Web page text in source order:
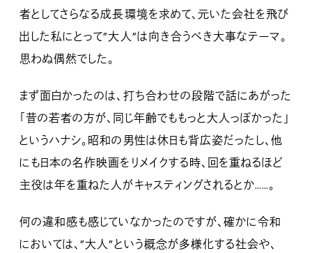
者としてさらなる成長環境を求めて、元いた会社を飛び
出した私にとって”大人”は向き合うべき大事なテーマ。
思わぬ偶然でした。
まず面白かったのは、打ち合わせの段階で話にあがった
「昔の若者の方が、同じ年齢でももっと大人っぽかった」
というハナシ。昭和の男性は休日も背広姿だったし、他
にも日本の名作映画をリメイクする時、回を重ねるほど
主役は年を重ねた人がキャスティングされるとか……。
何の違和感も感じていなかったのですが、確かに令和
においては、”大人”という概念が多様化する社会や、